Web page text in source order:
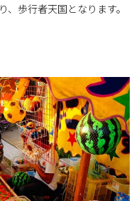
歩行者天国となります。